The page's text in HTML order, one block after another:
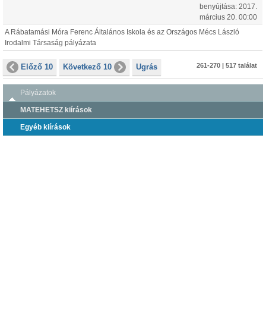
benyújtása: 2017.
március 20 00:00
A Rábatamási Móra Ferenc Általános Iskola és az Országos Mécs László
Irodalmi Társaság pályázata
Előző 10 Következő 10 Ugrás 261-270 | 517 találat
Pályázatok
MATEHETSZ kiírások
Egyéb kiírások